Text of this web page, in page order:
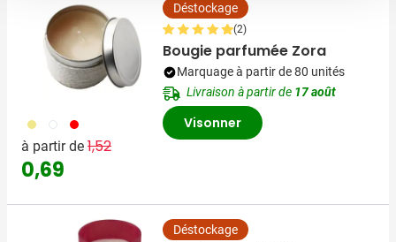
013 002 008
à partir de Prix normal
1,52 Prix spécial
0,69
Déstockage
(2)
Bougie parfumée Zora
Marquage à partir de 80 unités
Livraison à partir de 17 août
Visonner
Déstockage